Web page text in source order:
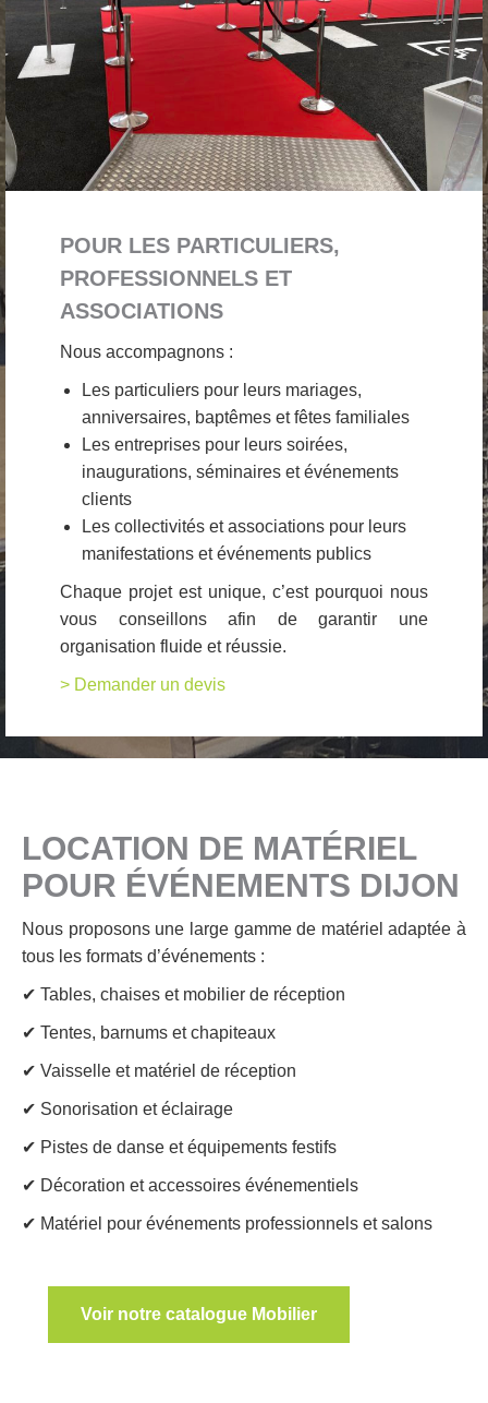
POUR LES PARTICULIERS,
PROFESSIONNELS ET
ASSOCIATIONS
Nous accompagnons :
Les particuliers pour leurs mariages,
anniversaires, baptêmes et fêtes familiales
Les entreprises pour leurs soirées,
inaugurations, séminaires et événements
clients
Les collectivités et associations pour leurs
manifestations et événements publics
Chaque projet est unique, c’est pourquoi nous
vous conseillons afin de garantir une
organisation fluide et réussie.
> Demander un devis
LOCATION DE MATÉRIEL
POUR ÉVÉNEMENTS DIJON
Nous proposons une large gamme de matériel adaptée à
tous les formats d’événements :
✔ Tables, chaises et mobilier de réception
✔ Tentes, barnums et chapiteaux
✔ Vaisselle et matériel de réception
✔ Sonorisation et éclairage
✔ Pistes de danse et équipements festifs
✔ Décoration et accessoires événementiels
✔ Matériel pour événements professionnels et salons
Voir notre catalogue Mobilier